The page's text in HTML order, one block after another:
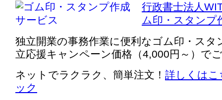
行政書士法人
ム印・スタンプ
独立開業の事務作業に便利なゴム印・スタ
立応援キャンペーン価格（4,000円～）で
ネットでラクラク、簡単注文！ 詳しくは
ック